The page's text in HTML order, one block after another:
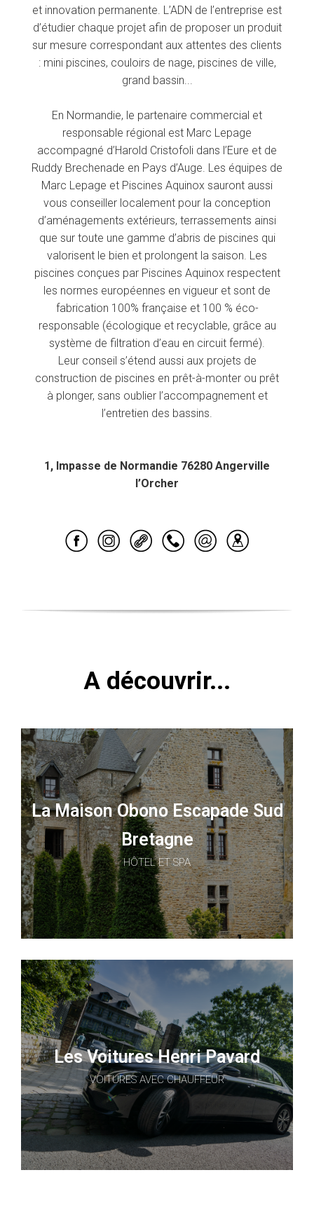
et innovation permanente. L’ADN de l’entreprise est
d’étudier chaque projet afin de proposer un produit
sur mesure correspondant aux attentes des clients
: mini piscines, couloirs de nage, piscines de ville,
grand bassin...
En Normandie, le partenaire commercial et
responsable régional est Marc Lepage
accompagné d’Harold Cristofoli dans l’Eure et de
Ruddy Brechenade en Pays d’Auge. Les équipes de
Marc Lepage et Piscines Aquinox sauront aussi
vous conseiller localement pour la conception
d’aménagements extérieurs, terrassements ainsi
que sur toute une gamme d’abris de piscines qui
valorisent le bien et prolongent la saison. Les
piscines conçues par Piscines Aquinox respectent
les normes européennes en vigueur et sont de
fabrication 100% française et 100 % éco-
responsable (écologique et recyclable, grâce au
système de filtration d’eau en circuit fermé).
Leur conseil s’étend aussi aux projets de
construction de piscines en prêt-à-monter ou prêt
à plonger, sans oublier l’accompagnement et
l’entretien des bassins.
1, Impasse de Normandie 76280 Angerville
l’Orcher
A découvrir...
La Maison Obono Escapade Sud
Bretagne
HÔTEL ET SPA
Les Voitures Henri Pavard
VOITURES AVEC CHAUFFEUR